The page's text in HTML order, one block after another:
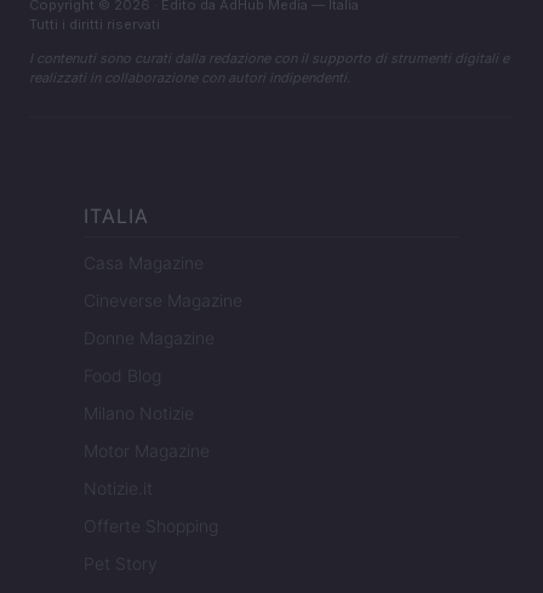
Copyright © 2026 · Edito da AdHub Media — Italia
Tutti i diritti riservati
I contenuti sono curati dalla redazione con il supporto di strumenti digitali e
realizzati in collaborazione con autori indipendenti.
ITALIA
Casa Magazine
Cineverse Magazine
Donne Magazine
Food Blog
Milano Notizie
Motor Magazine
Notizie.it
Offerte Shopping
Pet Story